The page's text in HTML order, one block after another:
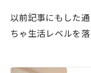
以前記事にもした
ちゃ生活レベルを落